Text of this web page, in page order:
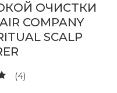
ОЧИСТКИ
COMPANY
SCALP
(4)